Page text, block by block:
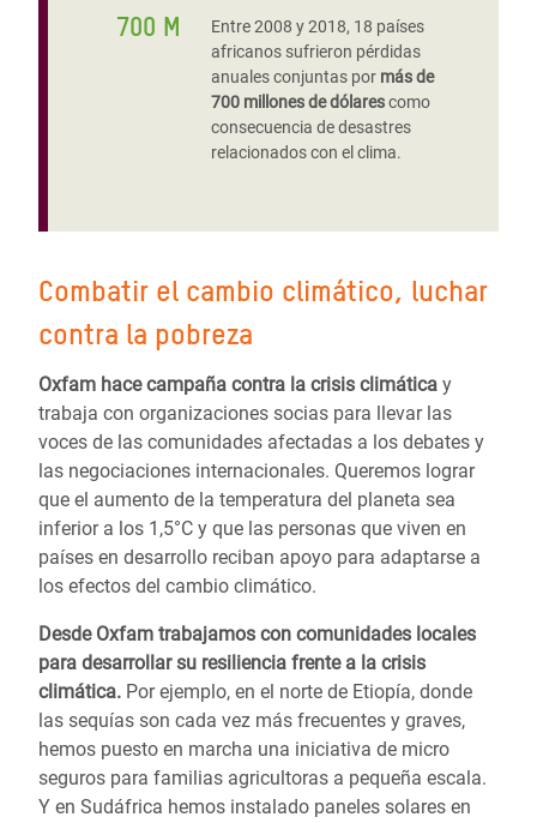
700 M
Entre 2008 y 2018, 18 países
africanos sufrieron pérdidas
anuales conjuntas por más de
700 millones de dólarescomo
consecuencia de desastres
relacionados con el clima.
Combatir el cambio climático, luchar
contra la pobreza
Oxfam hace campaña contra la crisis climática y
trabaja con organizaciones socias para llevar las
voces de las comunidades afectadas a los debates y
las negociaciones internacionales. Queremos lograr
que el aumento de la temperatura del planeta sea
inferior a los 1,5°C y que las personas que viven en
países en desarrollo reciban apoyo para adaptarse a
los efectos del cambio climático.
Desde Oxfam trabajamos con comunidades locales
para desarrollar su resiliencia frente a la crisis
climática. Por ejemplo, en el norte de Etiopía, donde
las sequías son cada vez más frecuentes y graves,
hemos puesto en marcha una iniciativa de micro
seguros para familias agricultoras a pequeña escala.
Y en Sudáfrica hemos instalado paneles solares en